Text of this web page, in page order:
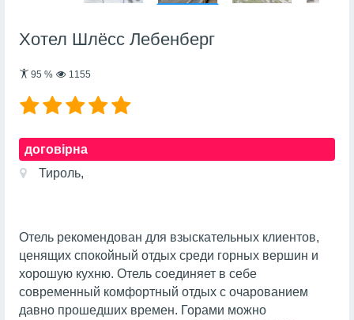
Хотел Шлёсс Лебенберг
95 % 1155
договірна
Тироль,
Отель рекомендован для взыскательных клиентов,
ценящих спокойный отдых среди горных вершин и
хорошую кухню. Отель соединяет в себе
современный комфортный отдых с очарованием
давно прошедших времен. Горами можно